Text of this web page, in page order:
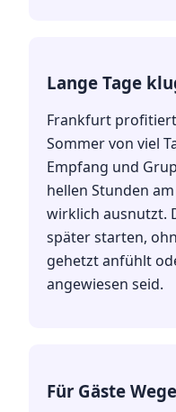
Lange Tage
Frankfurt
Sommer von viel
Empfang und
hellen Stunden
wirklich ausnutzt.
später starten,
gehetzt anfühlt
angewiesen seid.
Für Gäste